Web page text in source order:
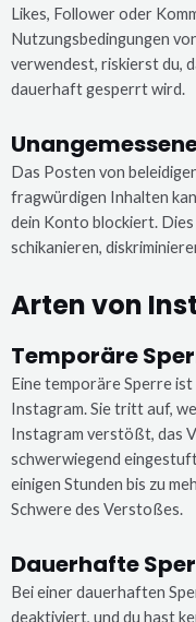
Likes, Follower oder
Nutzungsbedingungen
verwendest, riskierst du,
dauerhaft gesperrt wird.
Das Posten von
fragwürdigen Inhalten
dein Konto blockiert.
schikanieren,
Arten von
Temporäre
Eine temporäre Sperre
Instagram. Sie tritt auf,
Instagram verstößt, das
schwerwiegend
einigen Stunden bis zu
Schwere des Verstoßes.
Dauerhafte
Bei einer dauerhaften
deaktiviert, und du hast